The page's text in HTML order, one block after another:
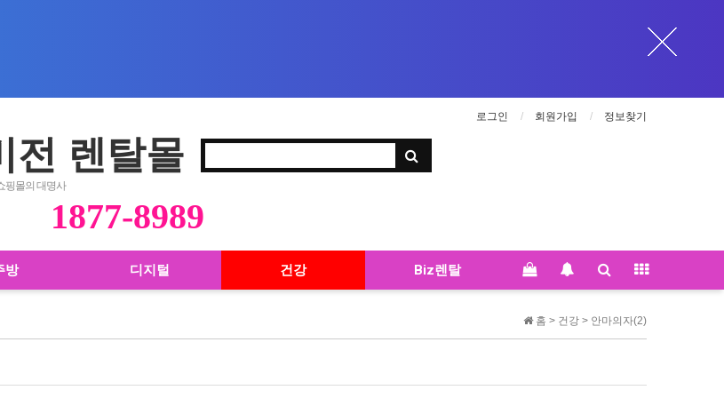
로그인 회원가입 정보찾기
전 렌탈몰
핑몰의 대명사
1877-8989
방 디지털 건강 Biz렌탈
홈 > 건강 > 안마의자(2)